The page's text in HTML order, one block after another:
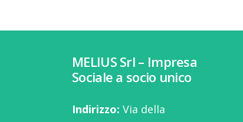
MELIUS Srl – Impresa
Sociale a socio unico
Indirizzo: Via della